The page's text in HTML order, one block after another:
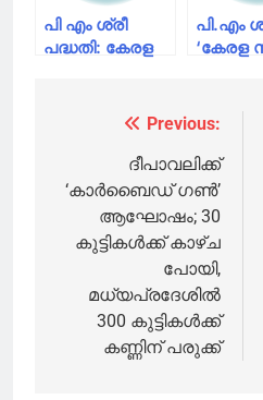
പി എം ശ്രീ
പദ്ധതി: കേരള
സിപിഐഎം
സിപിഐയെ
തള്ളി കേരള
പി.എം
‘കേരള
navigation
Previous:
ദീപാവലിക്ക്
‘കാർബൈഡ് ഗൺ’
ആഘോഷം; 30
കുട്ടികൾക്ക് കാഴ്ച
പോയി,
മധ്യപ്രദേശിൽ
300 കുട്ടികൾക്ക്
കണ്ണിന് പരുക്ക്